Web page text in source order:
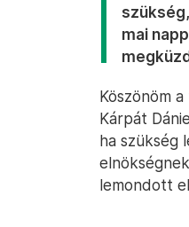
mai
Köszönöm
Kárpát
ha szükség
lemondott